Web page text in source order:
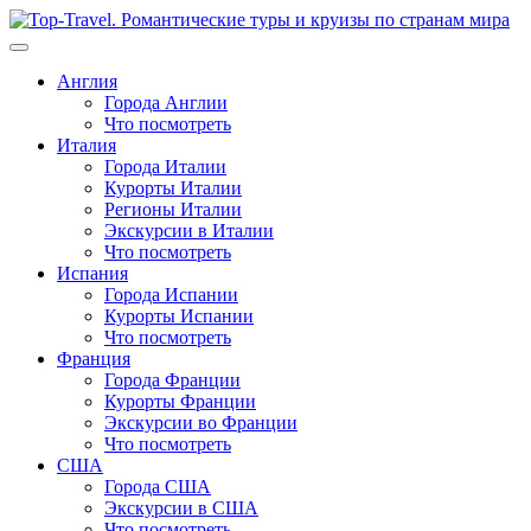
Перейти
к
Англия
Города Англии
Что посмотреть
Италия
Города Италии
Курорты Италии
Регионы Италии
Экскурсии в Италии
Что посмотреть
Испания
Города Испании
Курорты Испании
Что посмотреть
Франция
Города Франции
Курорты Франции
Экскурсии во Франции
Что посмотреть
США
Города США
Экскурсии в США